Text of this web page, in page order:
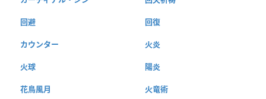
回避 回復
カウンター 火炎
火球 陽炎
花鳥風月 火竜術